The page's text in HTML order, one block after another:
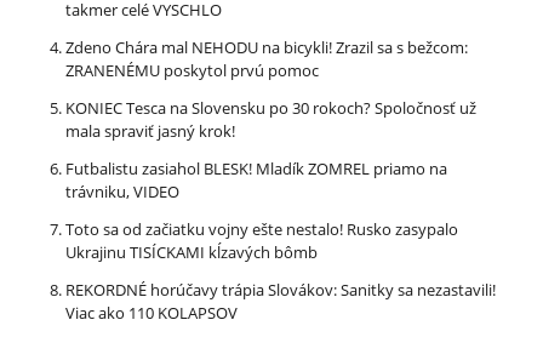
takmer celé VYSCHLO
Zdeno Chára mal NEHODU na bicykli! Zrazil sa s bežcom:
ZRANENÉMU poskytol prvú pomoc
KONIEC Tesca na Slovensku po 30 rokoch? Spoločnosť už
mala spraviť jasný krok!
Futbalistu zasiahol BLESK! Mladík ZOMREL priamo na
trávniku, VIDEO
Toto sa od začiatku vojny ešte nestalo! Rusko zasypalo
Ukrajinu TISÍCKAMI kĺzavých bômb
REKORDNÉ horúčavy trápia Slovákov: Sanitky sa nezastavili!
Viac ako 110 KOLAPSOV